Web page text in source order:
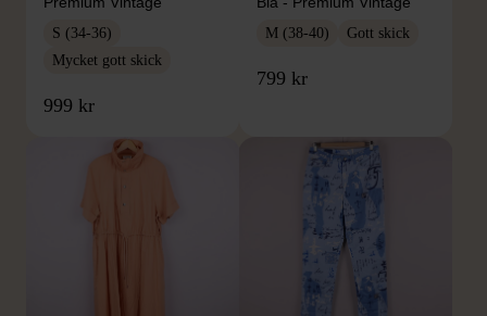
S (34-36)
Mycket gott skick
999 kr
M (38-40) Gott skick
799 kr